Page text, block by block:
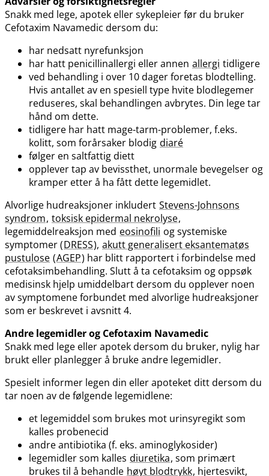
Snakk med lege, apotek eller sykepleier før du bruker
Cefotaxim Navamedic dersom du:
har nedsatt nyrefunksjon
har hatt penicillinallergi eller annen allergi tidligere
ved behandling i over 10 dager foretas blodtelling.
Hvis antallet av en spesiell type hvite blodlegemer
reduseres, skal behandlingen avbrytes. Din lege tar
hånd om dette.
tidligere har hatt mage-tarm-problemer, f.eks.
kolitt, som forårsaker blodig diaré
følger en saltfattig diett
opplever tap av bevissthet, unormale bevegelser og
kramper etter å ha fått dette legemidlet.
Alvorlige hudreaksjoner inkludert Stevens-Johnsons
syndrom, toksisk epidermal nekrolyse,
legemiddelreaksjon med eosinofili og systemiske
symptomer (DRESS), akutt generalisert eksantematøs
pustulose (AGEP) har blitt rapportert i forbindelse med
cefotaksimbehandling. Slutt å ta cefotaksim og oppsøk
medisinsk hjelp umiddelbart dersom du opplever noen
av symptomene forbundet med alvorlige hudreaksjoner
som er beskrevet i avsnitt 4.
Andre legemidler og Cefotaxim Navamedic
Snakk med lege eller apotek dersom du bruker, nylig har
brukt eller planlegger å bruke andre legemidler.
Spesielt informer legen din eller apoteket ditt dersom du
tar noen av de følgende legemidlene:
et legemiddel som brukes mot urinsyregikt som
kalles probenecid
andre antibiotika (f. eks. aminoglykosider)
legemidler som kalles diuretika, som primært
brukes til å behandle høyt blodtrykk, hjertesvikt,